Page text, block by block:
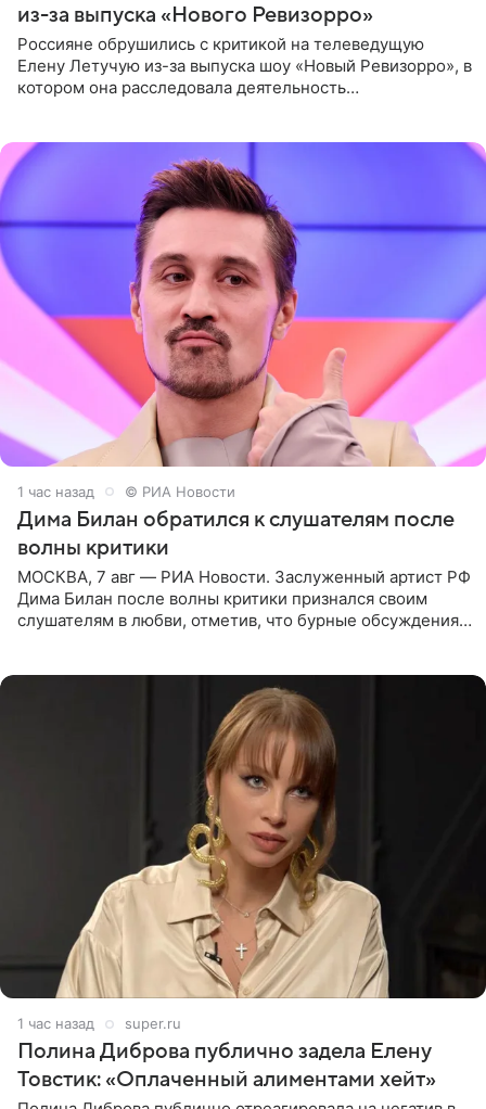
из-за выпуска «Нового Ревизорро»
Россияне обрушились с критикой на телеведущую
Елену Летучую из-за выпуска шоу «Новый Ревизорро», в
котором она расследовала деятельность
1 час назад © РИА Новости
Дима Билан обратился к слушателям после
волны критики
МОСКВА, 7 авг — РИА Новости. Заслуженный артист РФ
Дима Билан после волны критики признался своим
слушателям в любви, отметив, что бурные обсуждения
1 час назад super.ru
Полина Диброва публично задела Елену
Товстик: «Оплаченный алиментами хейт»